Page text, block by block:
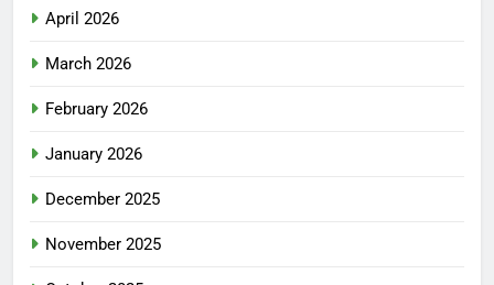
April 2026
March 2026
February 2026
January 2026
December 2025
November 2025